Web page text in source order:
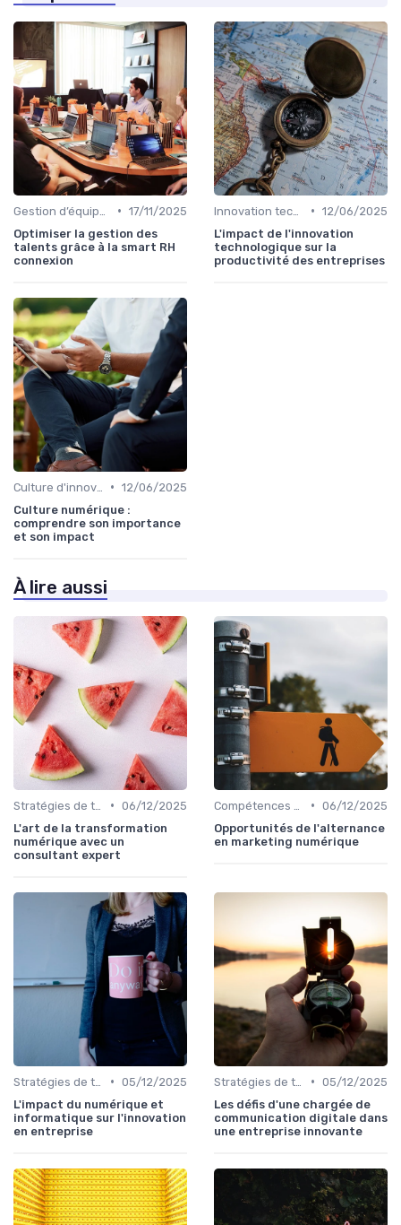
• 17/11/2025
Optimiser la gestion des
talents grâce à la smart RH
connexion
• 12/06/2025
L'impact de l'innovation
technologique sur la
productivité des entreprises
• 12/06/2025
Culture numérique :
comprendre son importance
et son impact
À lire aussi
• 06/12/2025
L'art de la transformation
numérique avec un
consultant expert
• 06/12/2025
Opportunités de l'alternance
en marketing numérique
• 05/12/2025
L'impact du numérique et
informatique sur l'innovation
en entreprise
• 05/12/2025
Les défis d'une chargée de
communication digitale dans
une entreprise innovante